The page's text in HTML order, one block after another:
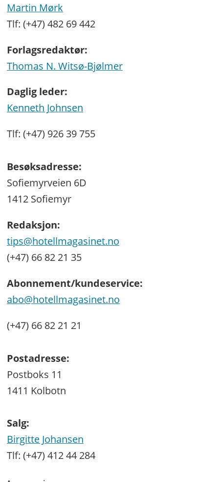
Martin Mørk
Tlf: (+47) 482 69 442
Forlagsredaktør:
Thomas N. Witsø-Bjølmer
Daglig leder:
Kenneth Johnsen
Tlf: (+47) 926 39 755
Besøksadresse:
Sofiemyrveien 6D
1412 Sofiemyr
Redaksjon:
tips@hotellmagasinet.no
(+47) 66 82 21 35
Abonnement/kundeservice:
abo@hotellmagasinet.no
(+47) 66 82 21 21
Postadresse:
Postboks 11
1411 Kolbotn
Salg:
Birgitte Johansen
Tlf: (+47) 412 44 284